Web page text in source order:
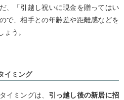
、「引越し祝いに現金を贈ってはい
で、相手との年齢差や距離感などを
う。
イミング
イミングは、 引っ越し後の新居に招